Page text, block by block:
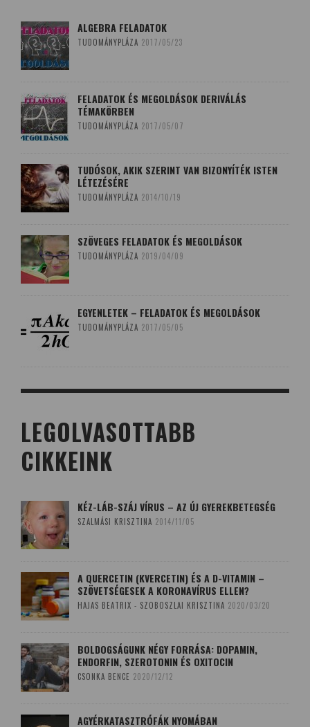
ALGEBRA FELADATOK
TUDOMÁNYPLÁZA 2017/05/23
FELADATOK ÉS MEGOLDÁSOK DERIVÁLÁS
TÉMAKÖRBEN
TUDOMÁNYPLÁZA 2017/05/07
TUDÓSOK, AKIK SZERINT VAN BIZONYÍTÉK ISTEN
LÉTEZÉSÉRE
TUDOMÁNYPLÁZA 2014/10/19
SZÖVEGES FELADATOK ÉS MEGOLDÁSOK
TUDOMÁNYPLÁZA 2019/04/09
EGYENLETEK – FELADATOK ÉS MEGOLDÁSOK
TUDOMÁNYPLÁZA 2017/05/05
LEGOLVASOTTABB
CIKKEINK
KÉZ-LÁB-SZÁJ VÍRUS – AZ ÚJ GYEREKBETEGSÉG
SZALMÁSI KRISZTINA 2014/11/05
A QUERCETIN (KVERCETIN) ÉS A D-VITAMIN –
SZÖVETSÉGESEK A KORONAVÍRUS ELLEN?
HAJAS BEATRIX - SZOBOSZLAI KRISZTINA 2020/03/20
BOLDOGSÁGUNK NÉGY FORRÁSA: DOPAMIN,
ENDORFIN, SZEROTONIN ÉS OXITOCIN
CSONKA BENCE 2020/12/12
AGYÉRKATASZTRÓFÁK NYOMÁBAN